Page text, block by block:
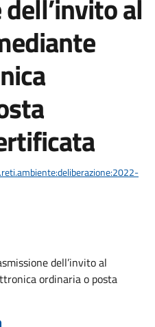
al
dell’invito al
ordinaria o posta